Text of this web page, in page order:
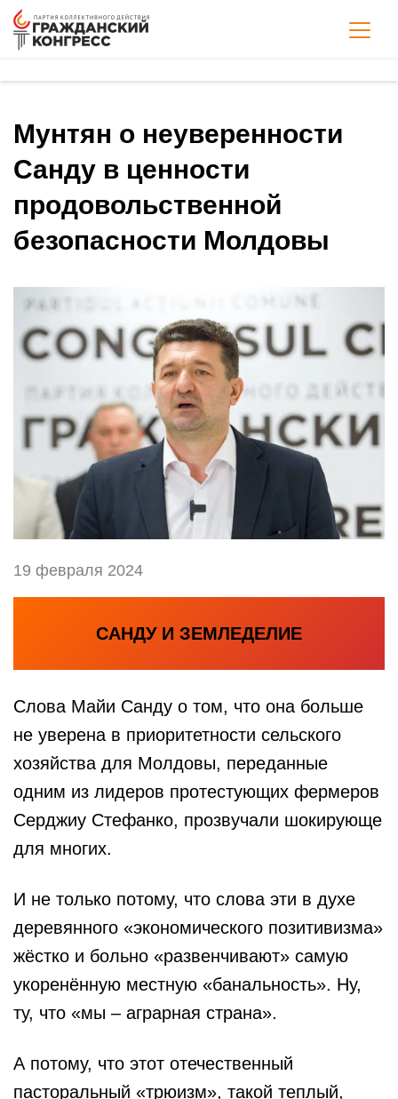
Мунтян о неуверенности
Санду в ценности
продовольственной
безопасности Молдовы
19 февраля 2024
САНДУ И ЗЕМЛЕДЕЛИЕ
Слова Майи Санду о том, что она больше
не уверена в приоритетности сельского
хозяйства для Молдовы, переданные
одним из лидеров протестующих фермеров
Серджиу Стефанко, прозвучали шокирующе
для многих.
И не только потому, что слова эти в духе
деревянного «экономического позитивизма»
жёстко и больно «развенчивают» самую
укоренённую местную «банальность». Ну,
ту, что «мы – аграрная страна».
А потому, что этот отечественный
пасторальный «трюизм», такой теплый,